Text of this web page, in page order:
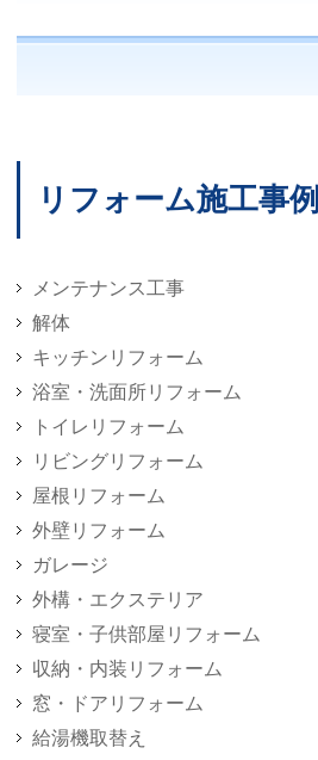
リフォーム施工事
メンテナンス工事
解体
キッチンリフォーム
浴室・洗面所リフォーム
トイレリフォーム
リビングリフォーム
屋根リフォーム
外壁リフォーム
ガレージ
外構・エクステリア
寝室・子供部屋リフォーム
収納・内装リフォーム
窓・ドアリフォーム
給湯機取替え